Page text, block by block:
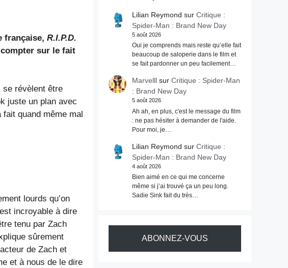
française, R.I.P.D.
compter sur le fait
se révèlent être
juste un plan avec
quand même mal
lourds qu’on
incroyable à dire
tenu par Zach
sûrement
de Zach et
et à nous de le dire
Lilian Reymond sur Critique :
Spider-Man : Brand New Day
5 août 2026
Oui je comprends mais reste qu’elle fait
beaucoup de saloperie dans le film et
se fait pardonner un peu facilement…
Marvelllsur Critique : Spider-Man
: Brand New Day
5 août 2026
Ah ah, en plus, c'est le message du film
: ne pas hésiter à demander de l'aide.
Pour moi, je…
Lilian Reymond sur Critique :
Spider-Man : Brand New Day
4 août 2026
Bien aimé en ce qui me concerne
même si j’ai trouvé ça un peu long.
Sadie Sink fait du très…
ABONNEZ-VOUS